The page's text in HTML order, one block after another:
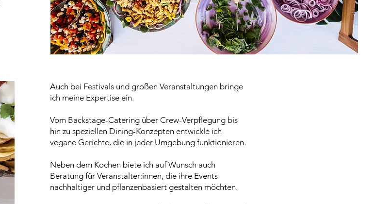
Auch bei Festivals und großen Veranstaltungen bringe
ich meine Expertise ein.
Vom Backstage-Catering über Crew-Verpflegung bis
hin zu speziellen Dining-Konzepten entwickle ich
vegane Gerichte, die in jeder Umgebung funktionieren.
Neben dem Kochen biete ich auf Wunsch auch
Beratung für Veranstalter:innen, die ihre Events
nachhaltiger und pflanzenbasiert gestalten möchten.